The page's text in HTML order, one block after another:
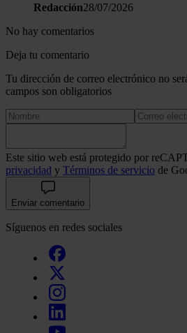
Redacción28/07/2026
No hay comentarios
Deja tu comentario
Tu dirección de correo electrónico no
campos son obligatorios
Este sitio web está protegido por
privacidad y Términos de servicio de
Enviar comentario
Síguenos en redes sociales